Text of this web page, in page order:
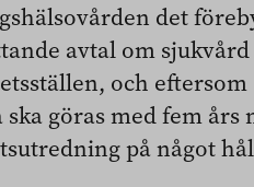
det
avtal om
och eftersom
göras med fem års
på något